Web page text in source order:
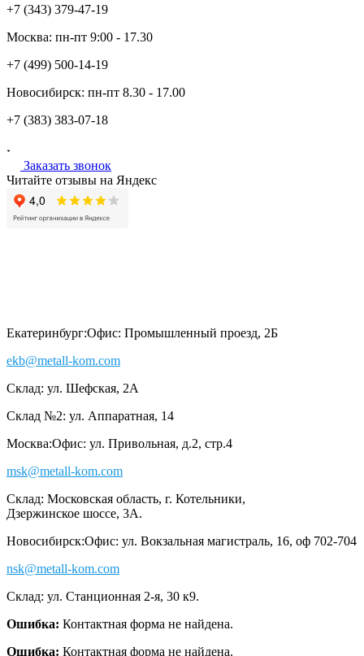
+7 (343) 379-47-19
Москва: пн-пт 9:00 - 17.30
+7 (499) 500-14-19
Новосибирск: пн-пт 8.30 - 17.00
+7 (383) 383-07-18
Заказать звонок
Читайте отзывы на Яндекс
Екатеринбург:Офис: Промышленный проезд, 2Б
ekb@metall-kom.com
Склад: ул. Шефская, 2А
Склад №2: ул. Аппаратная, 14
Москва:Офис: ул. Привольная, д.2, стр.4
msk@metall-kom.com
Склад: Московская область, г. Котельники,
Дзержинское шоссе, 3А.
Новосибирск:Офис: ул. Вокзальная магистраль, 16, оф 702-704
nsk@metall-kom.com
Склад: ул. Станционная 2-я, 30 к9.
Ошибка: Контактная форма не найдена.
Ошибка: Контактная форма не найдена.